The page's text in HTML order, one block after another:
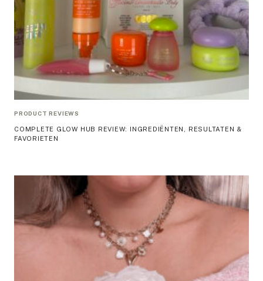
PRODUCT REVIEWS
COMPLETE GLOW HUB REVIEW: INGREDIËNTEN, RESULTATEN &
FAVORIETEN